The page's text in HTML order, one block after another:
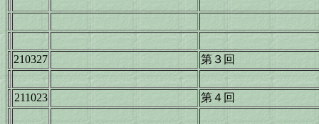
210327 第３回
211023 第４回